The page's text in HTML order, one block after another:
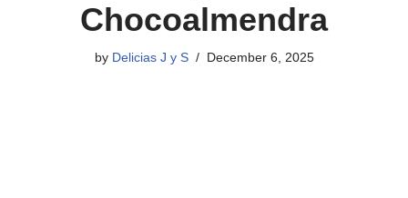
Chocoalmendra
by Delicias J y S December 6, 2025